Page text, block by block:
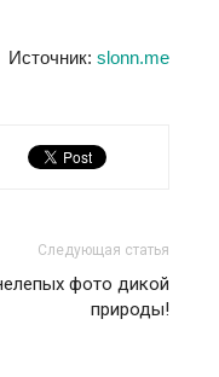
Источник: slonn.me
Следующая статья
фото дикой
природы!